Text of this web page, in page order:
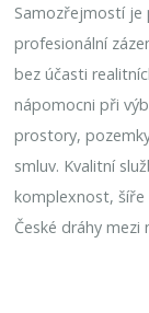
Samozřejmostí je
profesionální
bez účasti
nápomocni při
prostory,
smluv. Kvalitní
komplexnost,
České dráhy